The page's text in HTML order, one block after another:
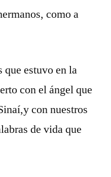
como a
que estuvo en la
con el ángel que
con nuestros
de vida que